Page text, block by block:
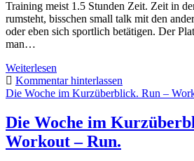
Training meist 1.5 Stunden Zeit. Zeit in
rumsteht, bisschen small talk mit den
oder eben sich sportlich betätigen. Der
man…
Weiterlesen
frei
bei
Kickers
Obertshausen
und
Kommentar hinterlassen
Die Woche im Kurzüberblick. Run –
Die Woche im
Workout – Run.